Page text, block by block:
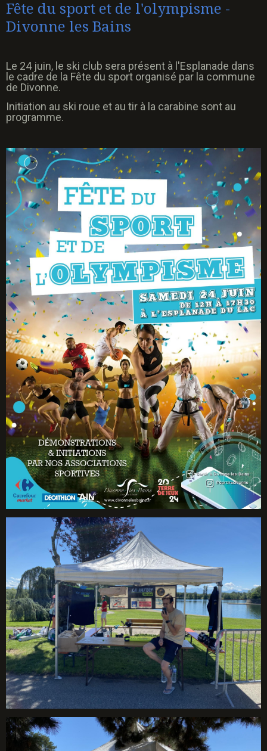
Fête du sport et de l'olympisme -
Divonne les Bains
Le 24 juin, le ski club sera présent à l'Esplanade dans
le cadre de la Fête du sport organisé par la commune
de Divonne.
Initiation au ski roue et au tir à la carabine sont au
programme.